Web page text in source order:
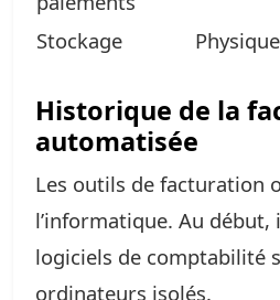
Stockage Physique
Historique de la
automatisée
Les outils de facturation
l’informatique. Au début,
logiciels de comptabilité
ordinateurs isolés.